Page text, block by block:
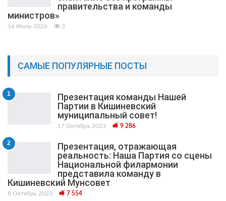
правительства и команды
министров»
16 Июль 2026 3
САМЫЕ ПОПУЛЯРНЫЕ ПОСТЫ
1
Презентация команды Нашей
Партии в Кишиневский
муниципальный cовет!
17 Октябрь 2023 9 286
2
Презентация, отражающая
реальность: Наша Партия со сцены
Национальной филармонии
представила команду в
Кишиневский Мунсовет
8 Октябрь 2023 7 554